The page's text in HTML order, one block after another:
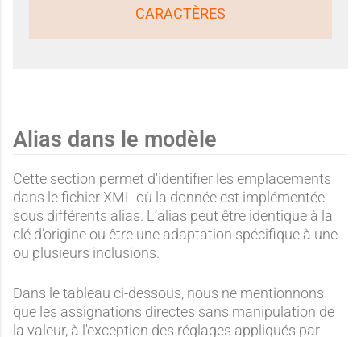
CARACTÈRES
Alias dans le modèle
Cette section permet d'identifier les emplacements
dans le fichier XML où la donnée est implémentée
sous différents alias. L’alias peut être identique à la
clé d’origine ou être une adaptation spécifique à une
ou plusieurs inclusions.
Dans le tableau ci-dessous, nous ne mentionnons
que les assignations directes sans manipulation de
la valeur, à l'exception des réglages appliqués par